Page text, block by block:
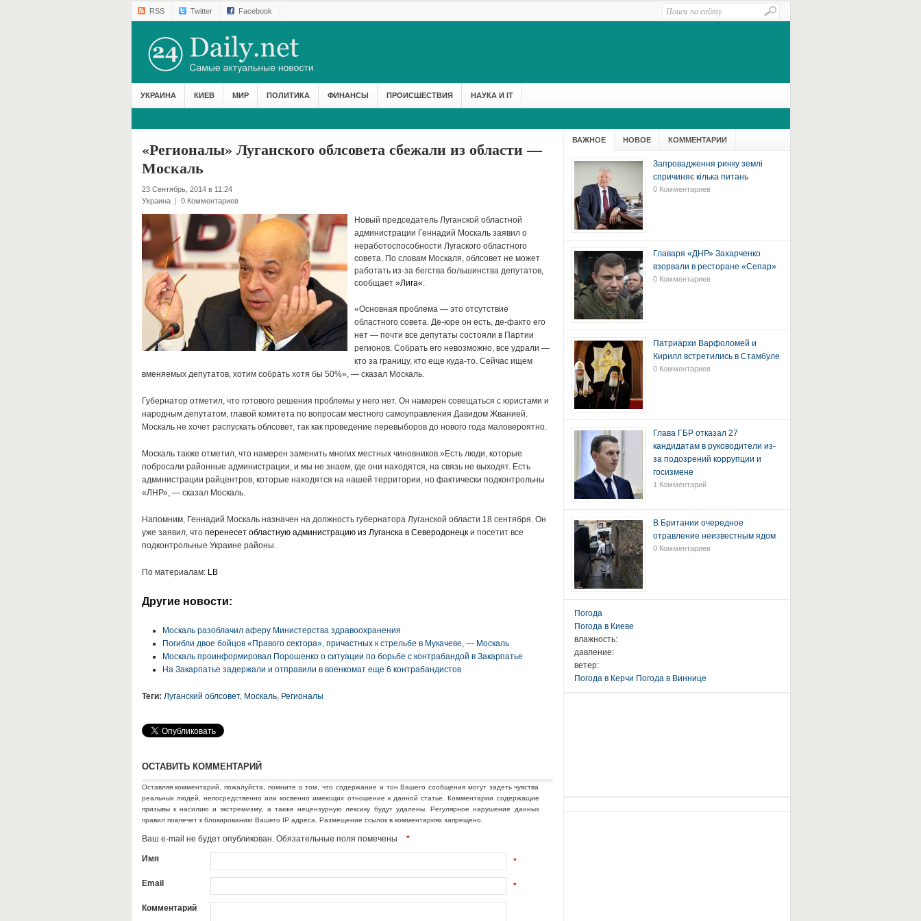
RSS Twitter Facebook
УКРАИНА КИЕВ МИР ПОЛИТИКА ФИНАНСЫ ПРОИСШЕСТВИЯ НАУКА И IT
«Регионалы» Луганского облсовета сбежали из области —
Москаль
23 Сентябрь, 2014 в 11:24
Украина
| 0 Комментариев
Новый председатель Луганской областной
администрации Геннадий Москальзаявил о
неработоспособности Лугаского областного
совета. По словам Москаля, облсовет не может
работать из-за бегства большинства депутатов,
сообщает»Лига«.
«Основная проблема — это отсутствие
областного совета. Де-юре он есть, де-факто его
нет — почти все депутаты состояли в Партии
регионов. Собрать его невозможно, все удрали —
кто за границу, кто еще куда-то. Сейчас ищем
вменяемых депутатов, хотим собрать хотя бы 50%», — сказал Москаль.
Губернатор отметил, что готового решения проблемы у него нет. Он намерен совещаться с юристами и
народным депутатом, главой комитета по вопросам местного самоуправления Давидом Жванией.
Москаль не хочет распускать облсовет, так как проведение перевыборов до нового года маловероятно.
Москаль также отметил, что намерен заменить многих местных чиновников.»Есть люди, которые
побросали районные администрации, и мы не знаем, где они находятся, на связь не выходят. Есть
администрации райцентров, которые находятся на нашей территории, но фактически подконтрольны
«ЛНР», — сказал Москаль.
Напомним, Геннадий Москаль назначен на должность губернатора Луганской области 18 сентября. Он
уже заявил, что перенесет областную администрацию из Луганска в Северодонецк и посетит все
подконтрольные Украине районы.
По материалам: LB
Другие новости:
Москаль разоблачил аферу Министерства здравоохранения
Погибли двое бойцов «Правого сектора», причастных к стрельбе в Мукачеве, — Москаль
Москаль проинформировал Порошенко о ситуации по борьбе с контрабандой в Закарпатье
На Закарпатье задержали и отправили в военкомат еще 6 контрабандистов
Теги: Луганский облсовет, Москаль, Регионалы
ОСТАВИТЬ КОММЕНТАРИЙ
Оставляя комментарий, пожалуйста, помните о том, что содержание и тон Вашего сообщения могут задеть чувства
реальных людей, непосредственно или косвенно имеющих отношение к данной статье. Комментарии содержащие
призывы к насилию и экстремизму, а также нецензурную лексику будут удалены. Регулярное нарушение данных
правил повлечет к блокированию Вашего IP адреса. Размещение ссылок в комментариях запрещено.
Ваш e-mail не будет опубликован. Обязательные поля помечены *
Имя *
Email *
Комментарий
ВАЖНОЕ НОВОЕ КОММЕНТАРИИ
Запровадження ринку землі
спричиняє кілька питань
0 Комментариев
Главаря «ДНР» Захарченко
взорвали в ресторане «Сепар»
0 Комментариев
Патриархи Варфоломей и
Кирилл встретились в Стамбуле
0 Комментариев
Глава ГБР отказал 27
кандидатам в руководители из-
за подозрений коррупции и
госизмене
1 Комментарий
В Британии очередное
отравление неизвестным ядом
0 Комментариев
Погода
Погода в Киеве
влажность:
давление:
ветер:
Погода в Керчи Погода в Виннице